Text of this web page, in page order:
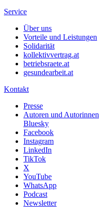
Service
Über uns
Vorteile und Leistungen
Solidarität
kollektivvertrag.at
betriebsraete.at
gesundearbeit.at
Kontakt
Presse
Autoren und Autorinnen
Bluesky
Facebook
Instagram
LinkedIn
TikTok
X
YouTube
WhatsApp
Podcast
Newsletter